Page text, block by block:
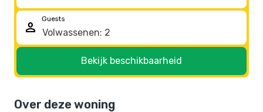
person
Guests
Bekijk beschikbaarheid
Over deze woning